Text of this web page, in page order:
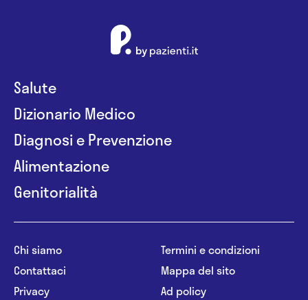
Salute
Dizionario Medico
Diagnosi e Prevenzione
Alimentazione
Genitorialità
Chi siamo
Contattaci
Privacy
Termini e condizioni
Mappa del sito
Ad policy